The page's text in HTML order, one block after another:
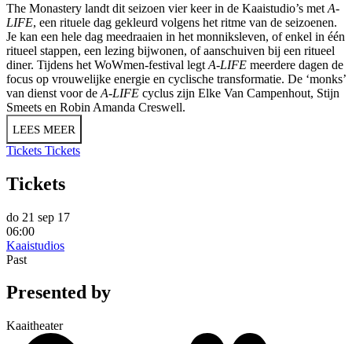
The Monastery landt dit seizoen vier keer in de Kaaistudio’s met A-
LIFE, een rituele dag gekleurd volgens het ritme van de seizoenen.
Je kan een hele dag meedraaien in het monniksleven, of enkel in één
ritueel stappen, een lezing bijwonen, of aanschuiven bij een ritueel
diner. Tijdens het WoWmen-festival legt A-LIFE meerdere dagen de
focus op vrouwelijke energie en cyclische transformatie. De ‘monks’
van dienst voor de A-LIFE cyclus zijn Elke Van Campenhout, Stijn
Smeets en Robin Amanda Creswell.
LEES MEER
Tickets Tickets
Tickets
do 21 sep 17
06:00
Kaaistudios
Past
Presented by
Kaaitheater